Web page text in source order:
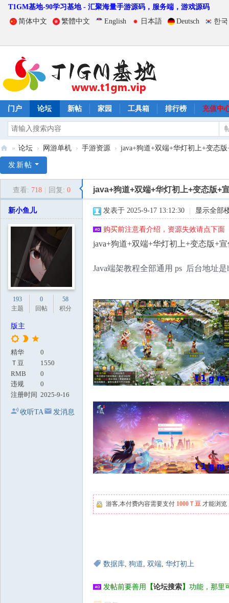
T1GM基地-90学习基地 - 汇聚海量手游源码，服务端，游戏源码
简体中文
繁體中文 English 日本語 Deutsch 한
门户 论坛 新帖 家园 工具箱 排行榜 充值中
1
» 论坛 › 网游单机 › 手游资源 › java+狗道+双端+华灯初上+变态
发新帖
查看: 718 回复: 0 java+狗道+双端+华灯初上+变态版+
新小鱼儿
193
主题
0
回帖
58
积分
版主
精华
0
Ｔ豆
1550
RMB
0
违规
0
注册时间 2025-9-16
收听TA 发消息
发表于 2025-9-17 13:12:30 显示全部
购买前注意看介绍，资源失效请点下
java+狗道+双端+华灯初上+变态版+
Java端架教程全部通用 ps 后台地址
游客,本付费内容需要支付 1000Ｔ豆 才能浏览
数据库, 狗道, 双端, 华灯初上
发帖前要善用 【论坛搜索】 功能，那里